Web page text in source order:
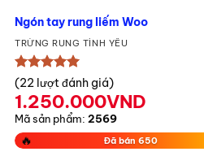
Ngón tay rung liếm Woo
TRỨNG RUNG TÌNH YÊU
★★★★★
(22 lượt đánh giá)
1.250.000VND
Mã sản phẩm: 2569
🔥 Đã bán 650